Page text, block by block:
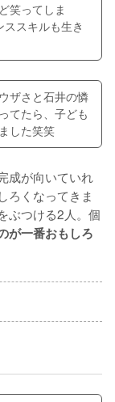
笑ってしま
スキルも生き
ザさと石井の憐
てたら、子ども
した笑笑
成が向いていれ
ろくなってきま
ぶつける2人。個
が一番おもしろ